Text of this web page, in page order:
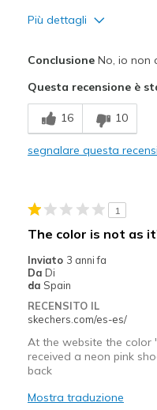
Più dettagli
Controllo pronazione
Leggero
Bassa stabilità
Migliori Utilizzi:
Abbigliamento casual
Abbigliamento da lavoro
Per le occasioni speciali
Per uscire
ConclusioneNo, io non
Questa recensione è
16 10
segnalare questa
1
The color is not as
Inviato 3 anni fa
Da Di
da Spain
RECENSITO IL
skechers.com/es-es/
At the website the color
received a neon pink
back
Mostra traduzione